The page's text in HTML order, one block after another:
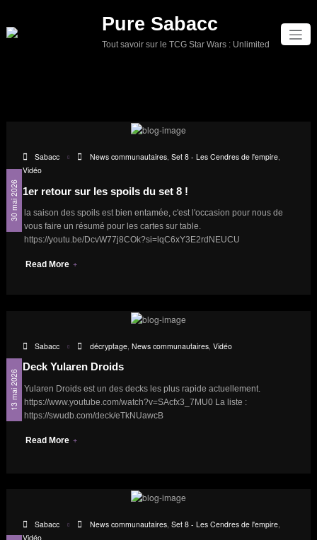
contenu
Pure Sabacc
Tout savoir sur le TCG Star Wars : Unlimited
30 mai 2026
Sabacc News communautaires, Set 8 - Les Cendres de l'empire,
Vidéo
1er retour sur les spoils du set 8 !
la saison des spoils est bien entamée, c'est l'occasion pour nous de
vous faire un résumé pour les cartes sur table.
https://youtu.be/DcvW77j8COk?si=lqC6xY3E2rdNEUCU
Read More
13 mai 2026
Sabacc décryptage, News communautaires, Vidéo
Deck Yularen Droids
Yularen Droids est un des decks les plus rapide actuellement.
https://www.youtube.com/watch?v=SAcfx3_7MU0 La liste :
https://swudb.com/deck/eTkNUawcB
Read More
Sabacc News communautaires, Set 8 - Les Cendres de l'empire,
Vidéo